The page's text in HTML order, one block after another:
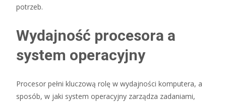
potrzeb.
Wydajność procesora a
system operacyjny
Procesor pełni kluczową rolę w wydajności komputera, a
sposób, w jaki system operacyjny zarządza zadaniami,